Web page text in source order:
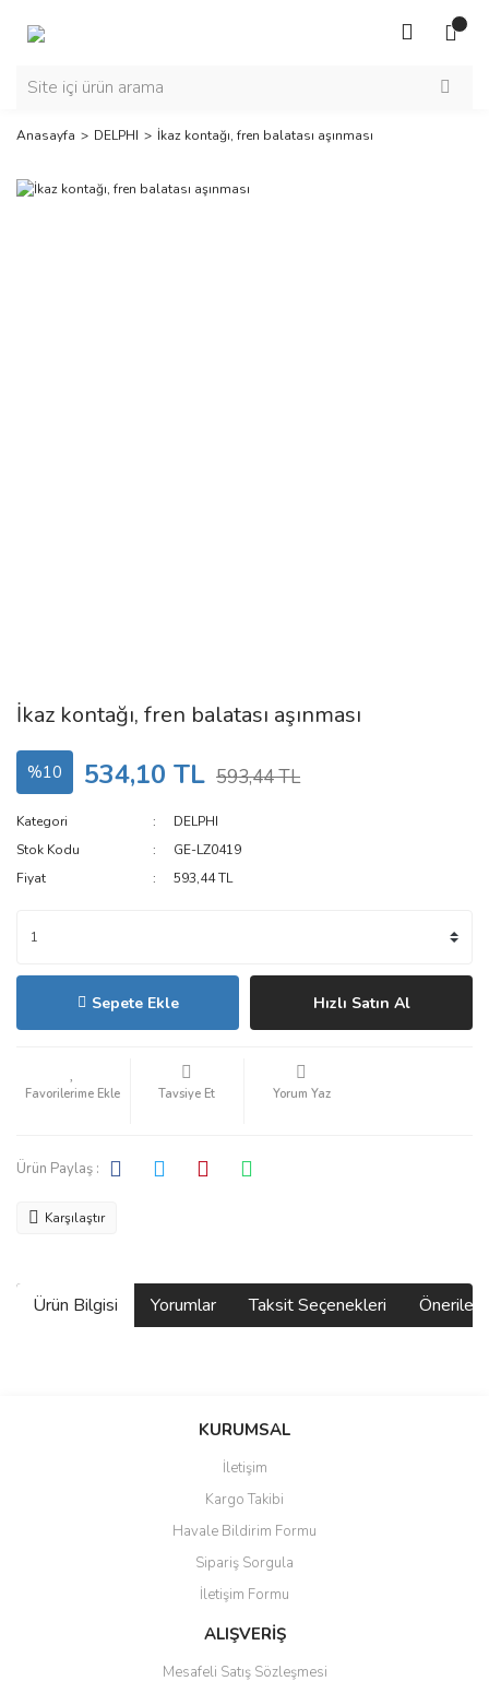
Anasayfa DELPHI İkaz kontağı, fren balatası aşınması
İkaz kontağı, fren balatası aşınması
%10 534,10 TL 593,44 TL
Kategori
DELPHI
Stok Kodu
GE-LZ0419
Fiyat
593,44 TL
Sepete Ekle Hızlı Satın Al
Tavsiye Et Yorum Yaz
Ürün Paylaş :
Karşılaştır
Ürün Bilgisi Yorumlar Taksit Seçenekleri
Bu ürüne ilk yorumu siz yapın!
Ürün resmi kalitesiz, bozuk veya görüntülenemiyor.
Ürün açıklamasında eksik bilgiler bulunuyor.
Ürün bilgilerinde hatalar bulunuyor.
Ürün fiyatı diğer sitelerden daha pahalı.
Bu ürüne benzer farklı alternatifler olmalı.
KURUMSAL
İletişim
Kargo Takibi
Havale Bildirim Formu
Sipariş Sorgula
İletişim Formu
ALIŞVERİŞ
Mesafeli Satış Sözleşmesi